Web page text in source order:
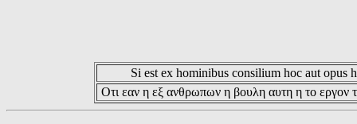
Si est ex hominibus consilium hoc aut opus
Οτι εαν η εξ ανθρωπων η βουλη αυτη η το εργον